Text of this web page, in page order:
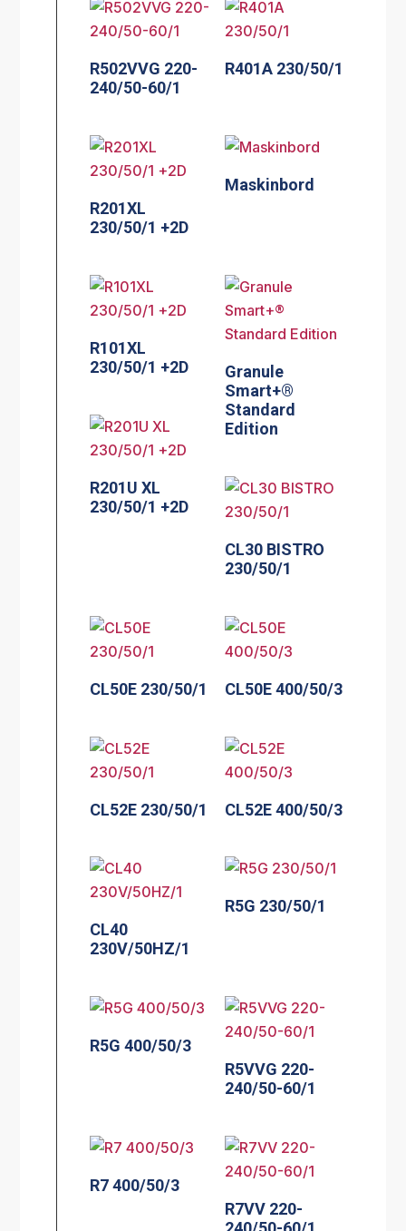
R502VVG 220-
240/50-60/1
R401A 230/50/1
R201XL
230/50/1 +2D
Maskinbord
R101XL
230/50/1 +2D
Granule
Smart+®
Standard
Edition
R201U XL
230/50/1 +2D
CL30 BISTRO
230/50/1
CL50E 230/50/1 CL50E 400/50/3
CL52E 230/50/1 CL52E 400/50/3
CL40
230V/50HZ/1
R5G 230/50/1
R5G 400/50/3
R5VVG 220-
240/50-60/1
R7 400/50/3
R7VV 220-